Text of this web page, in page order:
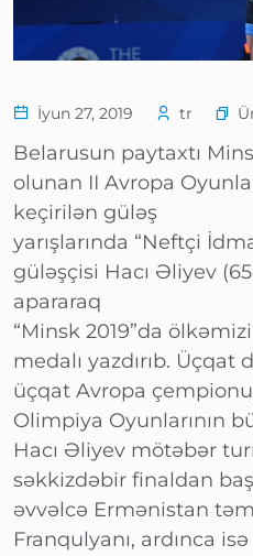
İyun 27, 2019 tr
Belarusun paytaxtı
olunan II Avropa
keçirilən güləş
yarışlarında “Neftçi
güləşçisi Hacı Əliyev
apararaq
“Minsk 2019”da
medalı yazdırıb. Üçqat
üçqat Avropa çempionu,
Olimpiya Oyunlarının
Hacı Əliyev mötəbər
səkkizdəbir finaldan
əvvəlcə Ermənistan
Franqulyanı, ardınca